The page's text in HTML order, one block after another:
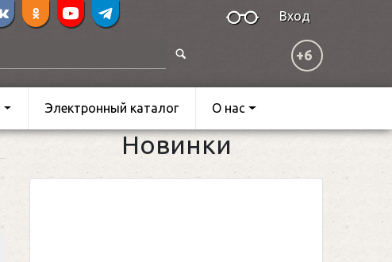
Вход
+6
Электронный каталог О нас
Новинки